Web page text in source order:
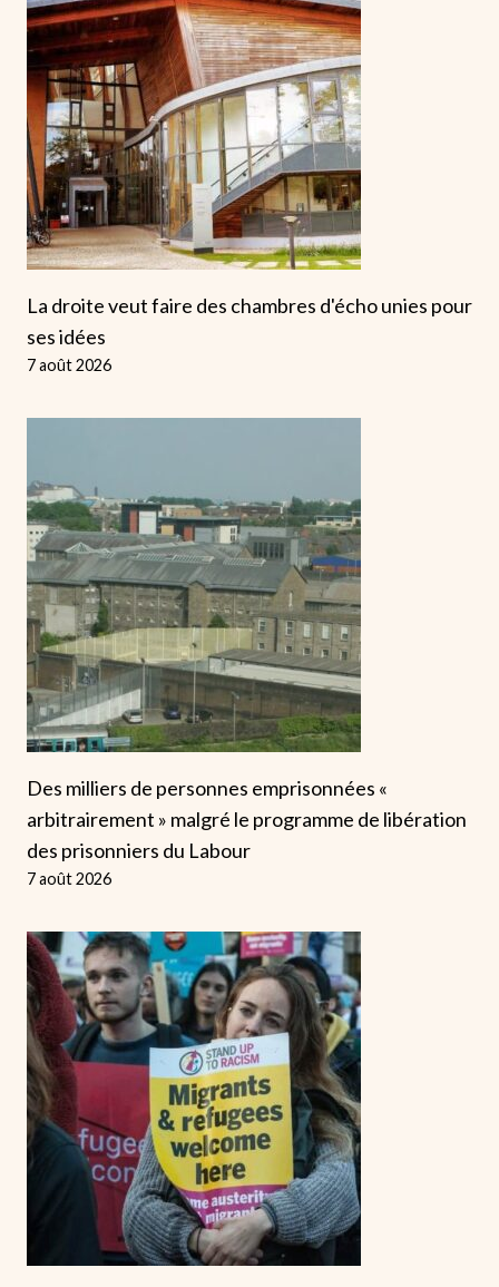
La droite veut faire des chambres d'écho unies pour
ses idées
7 août 2026
Des milliers de personnes emprisonnées «
arbitrairement » malgré le programme de libération
des prisonniers du Labour
7 août 2026